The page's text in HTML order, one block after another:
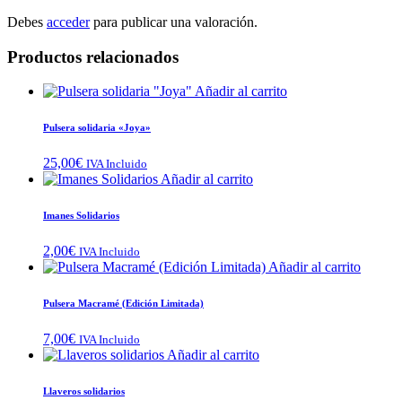
Debes accederpara publicar una valoración.
Productos relacionados
Añadir al carrito
Pulsera solidaria «Joya»
25,00€ IVA Incluido
Añadir al carrito
Imanes Solidarios
2,00€ IVA Incluido
Añadir al carrito
Pulsera Macramé (Edición Limitada)
7,00€ IVA Incluido
Añadir al carrito
Llaveros solidarios